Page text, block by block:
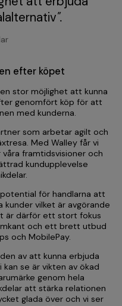
".
efter köpet
stor möjlighet att kunna
genomfört köp för att
med kunderna.
som arbetar agilt och
Med Walley får vi
framtidsvisioner och
kundupplevelse
för handlarna att
kunder vilket är avgörande
är därför ett stort fokus
och ett brett utbud
och MobilePay.
av att kunna erbjuda
se är vikten av ökad
genom hela
att stärka relationen
glada över och vi ser